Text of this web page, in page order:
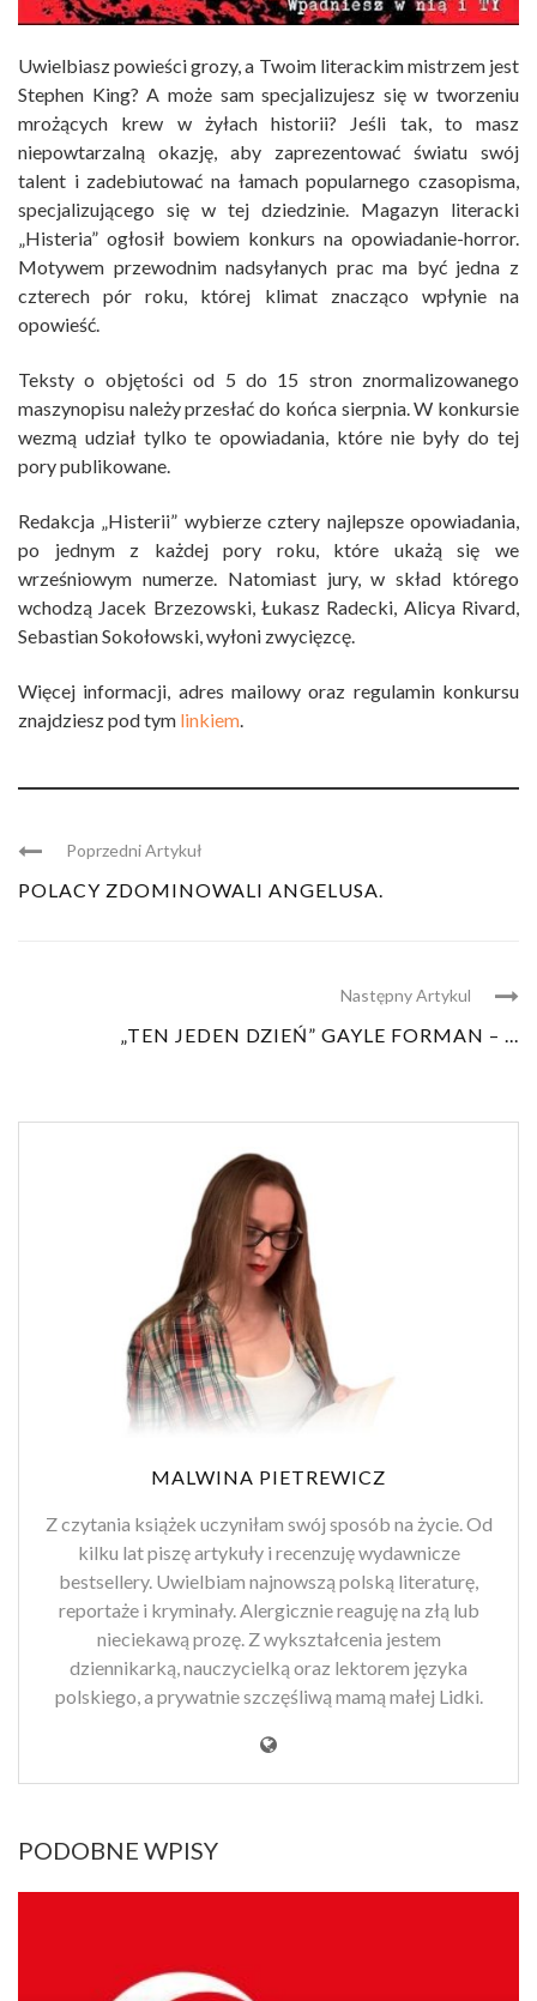
Uwielbiasz powieści grozy, a Twoim literackim mistrzem jest
Stephen King? A może sam specjalizujesz się w tworzeniu
mrożących krew w żyłach historii? Jeśli tak, to masz
niepowtarzalną okazję, aby zaprezentować światu swój
talent i zadebiutować na łamach popularnego czasopisma,
specjalizującego się w tej dziedzinie. Magazyn literacki
„Histeria” ogłosił bowiem konkurs na opowiadanie-horror.
Motywem przewodnim nadsyłanych prac ma być jedna z
czterech pór roku, której klimat znacząco wpłynie na
opowieść.
Teksty o objętości od 5 do 15 stron znormalizowanego
maszynopisu należy przesłać do końca sierpnia. W konkursie
wezmą udział tylko te opowiadania, które nie były do tej
pory publikowane.
Redakcja „Histerii” wybierze cztery najlepsze opowiadania,
po jednym z każdej pory roku, które ukażą się we
wrześniowym numerze. Natomiast jury, w skład którego
wchodzą Jacek Brzezowski, Łukasz Radecki, Alicya Rivard,
Sebastian Sokołowski, wyłoni zwycięzcę.
Więcej informacji, adres mailowy oraz regulamin konkursu
znajdziesz pod tym linkiem.
Poprzedni Artykuł
POLACY ZDOMINOWALI ANGELUSA.
Następny Artykul
„TEN JEDEN DZIEŃ” GAYLE FORMAN – ...
MALWINA PIETREWICZ
Z czytania książek uczyniłam swój sposób na życie. Od
kilku lat piszę artykuły i recenzuję wydawnicze
bestsellery. Uwielbiam najnowszą polską literaturę,
reportaże i kryminały. Alergicznie reaguję na złą lub
nieciekawą prozę. Z wykształcenia jestem
dziennikarką, nauczycielką oraz lektorem języka
polskiego, a prywatnie szczęśliwą mamą małej Lidki.
PODOBNE WPISY